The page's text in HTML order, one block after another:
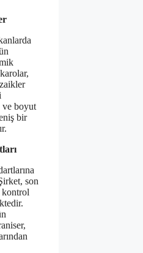
ve boyut
bir
son